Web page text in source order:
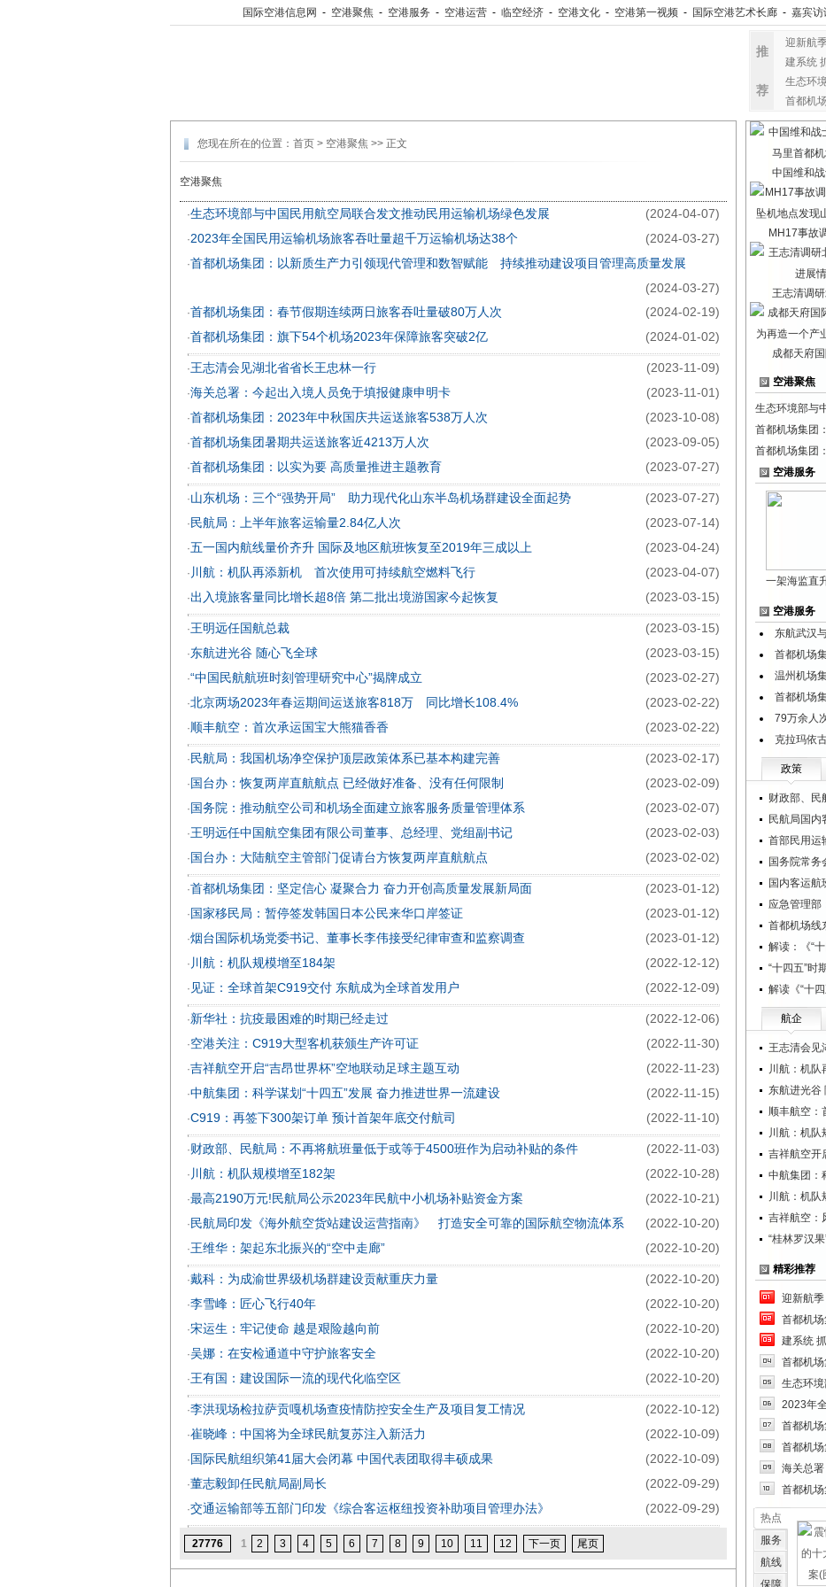
国际空港信息网 - 空港聚焦 - 空港服务 - 空港运营 - 临空经济 - 空港文化 - 空港第一视频 - 国际空港艺术长廊 - 嘉宾访
推
荐
迎新航
建系统
生态环
首都机
您现在所在的位置： 首页 > 空港聚焦 >> 正文
空港聚焦
·生态环境部与中国民用航空局联合发文推动民用运输机场绿色发展 (2024-04-07)
·2023年全国民用运输机场旅客吞吐量超千万运输机场达38个 (2024-03-27)
·首都机场集团：以新质生产力引领现代管理和数智赋能 持续推动建设项目管理高质量发展
(2024-03-27)
·首都机场集团：春节假期连续两日旅客吞吐量破80万人次 (2024-02-19)
·首都机场集团：旗下54个机场2023年保障旅客突破2亿 (2024-01-02)
·王志清会见湖北省省长王忠林一行 (2023-11-09)
·海关总署：今起出入境人员免于填报健康申明卡 (2023-11-01)
·首都机场集团：2023年中秋国庆共运送旅客538万人次 (2023-10-08)
·首都机场集团暑期共运送旅客近4213万人次 (2023-09-05)
·首都机场集团：以实为要 高质量推进主题教育 (2023-07-27)
·山东机场：三个“强势开局” 助力现代化山东半岛机场群建设全面起势 (2023-07-27)
· 民航局：上半年旅客运输量2.84亿人次 (2023-07-14)
·五一国内航线量价齐升 国际及地区航班恢复至2019年三成以上 (2023-04-24)
· 川航：机队再添新机 首次使用可持续航空燃料飞行 (2023-04-07)
·出入境旅客量同比增长超8倍 第二批出境游国家今起恢复 (2023-03-15)
·王明远任国航总裁 (2023-03-15)
·东航进光谷 随心飞全球 (2023-03-15)
·“中国民航航班时刻管理研究中心”揭牌成立 (2023-02-27)
·北京两场2023年春运期间运送旅客818万 同比增长108.4% (2023-02-22)
·顺丰航空：首次承运国宝大熊猫香香 (2023-02-22)
· 民航局：我国机场净空保护顶层政策体系已基本构建完善 (2023-02-17)
·国台办：恢复两岸直航航点 已经做好准备、没有任何限制 (2023-02-09)
·国务院：推动航空公司和机场全面建立旅客服务质量管理体系 (2023-02-07)
·王明远任中国航空集团有限公司董事、总经理、党组副书记 (2023-02-03)
·国台办：大陆航空主管部门促请台方恢复两岸直航航点 (2023-02-02)
·首都机场集团：坚定信心 凝聚合力 奋力开创高质量发展新局面 (2023-01-12)
·国家移民局：暂停签发韩国日本公民来华口岸签证 (2023-01-12)
·烟台国际机场党委书记、董事长李伟接受纪律审查和监察调查 (2023-01-12)
· 川航：机队规模增至184架 (2022-12-12)
· 见证：全球首架C919交付 东航成为全球首发用户 (2022-12-09)
·新华社：抗疫最困难的时期已经走过 (2022-12-06)
·空港关注：C919大型客机获颁生产许可证 (2022-11-30)
·吉祥航空开启“吉昂世界杯”空地联动足球主题互动 (2022-11-23)
·中航集团：科学谋划“十四五”发展 奋力推进世界一流建设 (2022-11-15)
·C919：再签下300架订单 预计首架年底交付航司 (2022-11-10)
·财政部、民航局：不再将航班量低于或等于4500班作为启动补贴的条件 (2022-11-03)
· 川航：机队规模增至182架 (2022-10-28)
·最高2190万元!民航局公示2023年民航中小机场补贴资金方案 (2022-10-21)
· 民航局印发《海外航空货站建设运营指南》 打造安全可靠的国际航空物流体系 (2022-10-20)
·王维华：架起东北振兴的“空中走廊” (2022-10-20)
·戴科：为成渝世界级机场群建设贡献重庆力量 (2022-10-20)
·李雪峰：匠心飞行40年 (2022-10-20)
·宋运生：牢记使命 越是艰险越向前 (2022-10-20)
·吴娜：在安检通道中守护旅客安全 (2022-10-20)
·王有国：建设国际一流的现代化临空区 (2022-10-20)
·李洪现场检拉萨贡嘎机场查疫情防控安全生产及项目复工情况 (2022-10-12)
·崔晓峰：中国将为全球民航复苏注入新活力 (2022-10-09)
·国际民航组织第41届大会闭幕 中国代表团取得丰硕成果 (2022-10-09)
·董志毅卸任民航局副局长 (2022-09-29)
·交通运输部等五部门印发《综合客运枢纽投资补助项目管理办法》 (2022-09-29)
27776 1 2 3 4 5 6 7 8 9 10 11 12 下一页 尾页
中国维和
MH17事故
王志清调
成都天府
空港聚焦
生态环境部与
首都机场集团
首都机场集团
空港服务
一架海监直
空港服务
东航武汉
首都机场
温州机场
首都机场
79万余人
克拉玛依
政策
财政部、民
民航局国内
首部民用运
国务院常
国内客运航
应急管理部
首都机场线
解读：《“
“十四五”时
解读《“十
航企
王志清会见
川航：机
东航进光谷
顺丰航空：
川航：机队
吉祥航空开
中航集团：
川航：机队
吉祥航空：
“桂林罗汉
精彩推荐
迎新航
首都机
建系统
首都机
生态环
2023年
首都机
首都机
海关总
首都机
热点
服务
航线
保障